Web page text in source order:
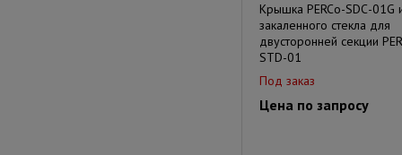
Крышка PERCo-SDС-01G
закаленного стекла для
двусторонней секции
STD-01
Под заказ
Цена по запросу